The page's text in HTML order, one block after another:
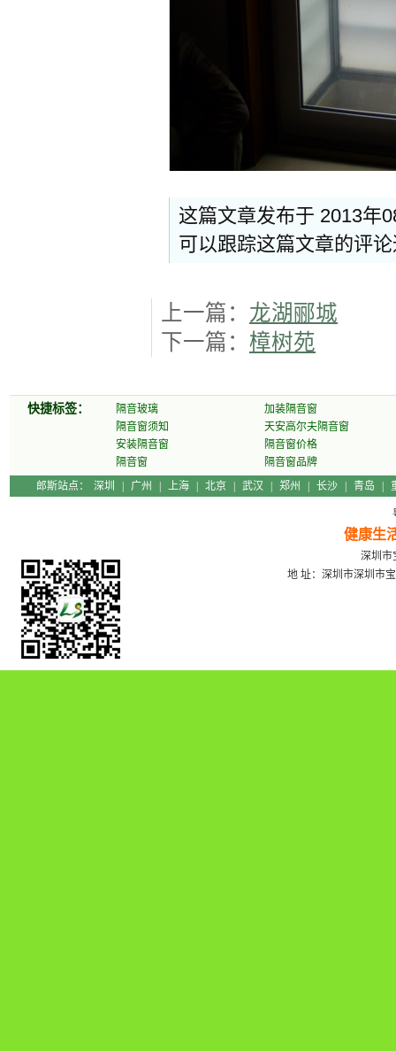
这篇文章发布于 2013年
可以跟踪这篇文章的评
上一篇： 龙湖郦城
下一篇： 樟树苑
快捷标签： 隔音玻璃
加装隔音窗
隔音窗须知
天安高尔夫隔音窗
安装隔音窗
隔音窗价格
隔音窗
隔音窗品牌
郎斯站点：
深圳 广州 上海 北京 武汉 郑州 长沙 青岛
健康生
深圳市
地 址：深圳市深圳市